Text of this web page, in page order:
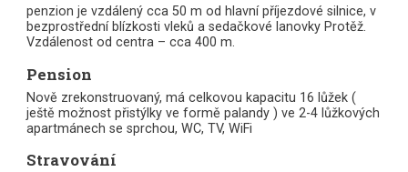
penzion je vzdálený cca 50 m od hlavní příjezdové silnice, v
bezprostřední blízkosti vleků a sedačkové lanovky Protěž.
Vzdálenost od centra – cca 400 m.
Pension
Nově zrekonstruovaný, má celkovou kapacitu 16 lůžek (
ještě možnost přistýlky ve formě palandy ) ve 2-4 lůžkových
apartmánech se sprchou, WC, TV, WiFi
Stravování